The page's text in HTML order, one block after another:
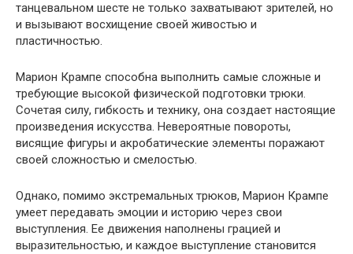
танцевальном шесте не только захватывают зрителей, но
и вызывают восхищение своей живостью и
пластичностью.
Марион Крампе способна выполнить самые сложные и
требующие высокой физической подготовки трюки.
Сочетая силу, гибкость и технику, она создает настоящие
произведения искусства. Невероятные повороты,
висящие фигуры и акробатические элементы поражают
своей сложностью и смелостью.
Однако, помимо экстремальных трюков, Марион Крампе
умеет передавать эмоции и историю через свои
выступления. Ее движения наполнены грацией и
выразительностью, и каждое выступление становится